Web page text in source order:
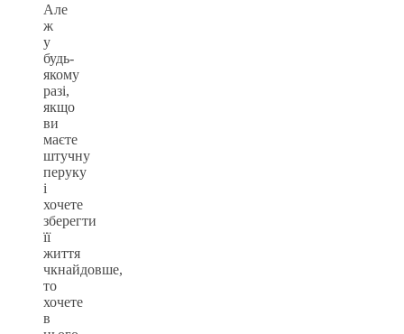
Але
ж
у
будь-
якому
разі,
якщо
ви
маєте
штучну
перуку
і
хочете
зберегти
її
життя
чкнайдовше,
то
хочете
в